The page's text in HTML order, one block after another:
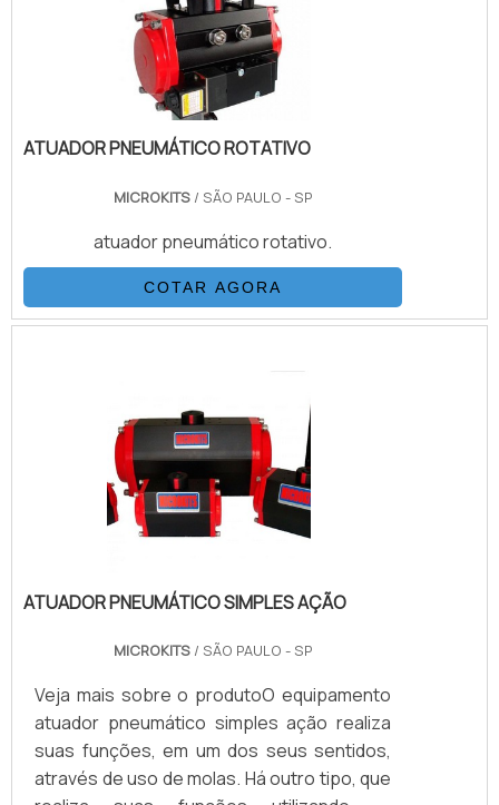
ATUADOR PNEUMÁTICO ROTATIVO
MICROKITS/ SÃO PAULO - SP
atuador pneumático rotativo.
COTAR AGORA
ATUADOR PNEUMÁTICO SIMPLES AÇÃO
MICROKITS/ SÃO PAULO - SP
Veja mais sobre o produtoO equipamento
atuador pneumático simples ação realiza
suas funções, em um dos seus sentidos,
através de uso de molas. Há outro tipo, que